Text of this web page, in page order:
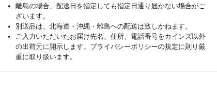
離島の場合、配送日を指定しても指定日通り届かない場合がご
ざいます。
別送品は、北海道・沖縄・離島への配送は致しかねます。
ご入力いただいたお届け先名、住所、電話番号をカインズ以外
の出荷元に開示します。プライバシーポリシーの規定に則り厳
重に取り扱います。